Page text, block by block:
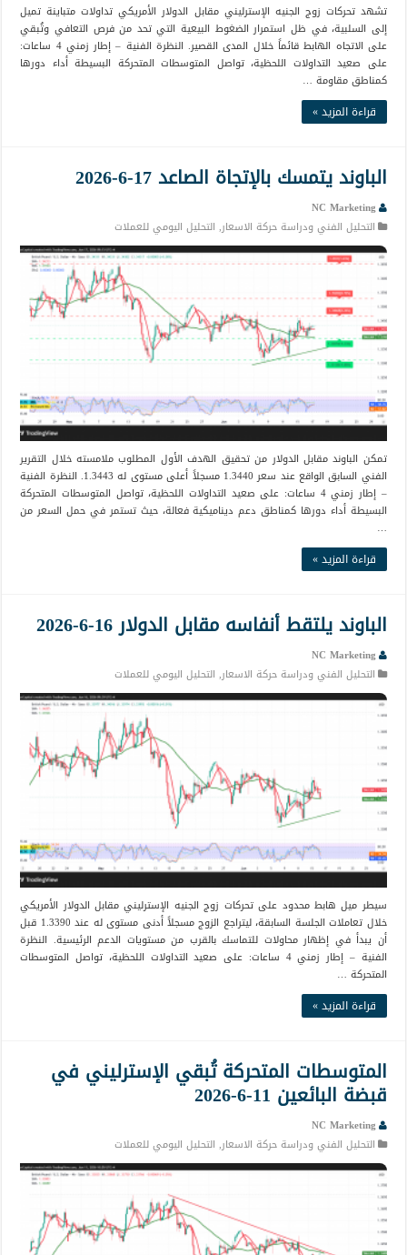
تشهد تحركات زوج الجنيه الإسترليني مقابل الدولار الأمريكي تداولات متباينة تميل
إلى السلبية، في ظل استمرار الضغوط البيعية التي تحد من فرص التعافي وتُبقي
على الاتجاه الهابط قائماً خلال المدى القصير. النظرة الفنية – إطار زمني 4 ساعات:
على صعيد التداولات اللحظية، تواصل المتوسطات المتحركة البسيطة أداء دورها
كمناطق مقاومة …
قراءة المزيد »
الباوند يتمسك بالإتجاة الصاعد 17-6-2026
NC Marketing
التحليل الفني ودراسة حركة الاسعار, التحليل اليومي للعملات
تمكن الباوند مقابل الدولار من تحقيق الهدف الأول المطلوب ملامسته خلال التقرير
الفني السابق الواقع عند سعر 1.3440 مسجلاً أعلى مستوى له 1.3443. النظرة الفنية
– إطار زمني 4 ساعات: على صعيد التداولات اللحظية، تواصل المتوسطات المتحركة
البسيطة أداء دورها كمناطق دعم ديناميكية فعالة، حيث تستمر في حمل السعر من
…
قراءة المزيد »
الباوند يلتقط أنفاسه مقابل الدولار 16-6-2026
NC Marketing
التحليل الفني ودراسة حركة الاسعار, التحليل اليومي للعملات
سيطر ميل هابط محدود على تحركات زوج الجنيه الإسترليني مقابل الدولار الأمريكي
خلال تعاملات الجلسة السابقة، ليتراجع الزوج مسجلاً أدنى مستوى له عند 1.3390 قبل
أن يبدأ في إظهار محاولات للتماسك بالقرب من مستويات الدعم الرئيسية. النظرة
الفنية – إطار زمني 4 ساعات: على صعيد التداولات اللحظية، تواصل المتوسطات
المتحركة …
قراءة المزيد »
المتوسطات المتحركة تُبقي الإسترليني في
قبضة البائعين 11-6-2026
NC Marketing
التحليل الفني ودراسة حركة الاسعار, التحليل اليومي للعملات